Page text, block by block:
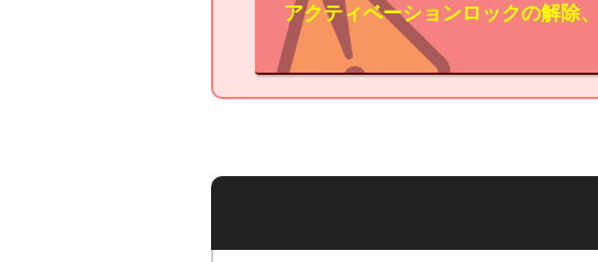
アクティベーションロックの解除